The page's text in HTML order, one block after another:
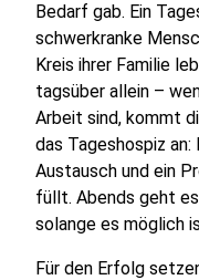
Bedarf gab. Ein
schwerkranke
Kreis ihrer Familie
tagsüber allein –
Arbeit sind, kommt
das Tageshospiz
Austausch und ein
füllt. Abends geht
solange es möglich
Für den Erfolg